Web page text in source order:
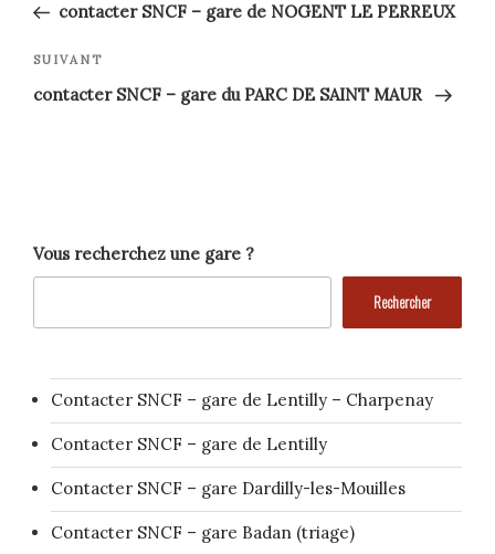
de
l’article
précédent
contacter SNCF – gare de NOGENT LE PERREUX
Article
suivant
SUIVANT
contacter SNCF – gare du PARC DE SAINT MAUR
Vous recherchez une gare ?
Rechercher
Contacter SNCF – gare de Lentilly – Charpenay
Contacter SNCF – gare de Lentilly
Contacter SNCF – gare Dardilly-les-Mouilles
Contacter SNCF – gare Badan (triage)